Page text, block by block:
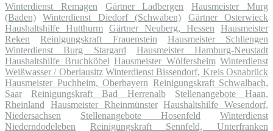
Winterdienst Remagen Gärtner Ladbergen
Hausmeister Murg
(Baden)
Winterdienst Diedorf (Schwaben)
Gärtner Osterwieck
Haushaltshilfe Hutthurm Gärtner Neuberg, Hessen
Hausmeister
Reken
Reinigungskraft Frauenstein
Hausmeister Schliengen
Winterdienst Burg Stargard
Hausmeister Hamburg-Neustadt
Haushaltshilfe Bruchköbel Hausmeister Wölfersheim Winterdienst
Weißwasser / Oberlausitz Winterdienst Bissendorf, Kreis Osnabrück
Hausmeister Puchheim, Oberbayern Reinigungskraft Schwalbach,
Saar
Reinigungskraft Bad Herrenalb
Stellenangebote Haan,
Rheinland
Hausmeister Rheinmünster Haushaltshilfe Wesendorf,
Niedersachsen
Stellenangebote Hosenfeld
Winterdienst
Niederndodeleben
Reinigungskraft Sennfeld, Unterfranken